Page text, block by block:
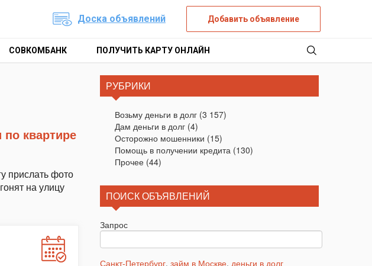
Доска объявлений Добавить объявление
СОВКОМБАНК ПОЛУЧИТЬ КАРТУ ОНЛАЙН
прислать фото
на улицу
РУБРИКИ
Возьму деньги в долг(3 157)
Дам деньги в долг(4)
Осторожно мошенники (15)
Помощь в получении кредита(130)
Прочее(44)
ПОИСК ОБЪЯВЛЕНИЙ
Запрос
Санкт-Петербург, займ в Москве, деньги в долг